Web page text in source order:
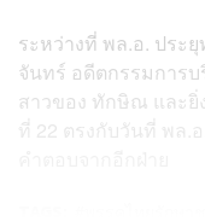
ระหว่างที่ พล.อ. ประ
จันทร์ อดีตกรรมการ
สาวของ ทักษิณ และยิ่
ที่ 22 ตรงกับวันที่ พล.